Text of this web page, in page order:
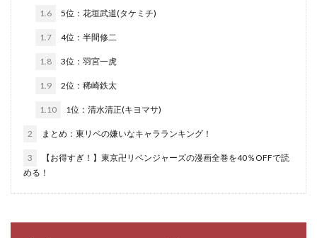
1.6 5位：花垣武道(タケミチ)
1.7 4位：半間修二
1.8 3位：羽宮一虎
1.9 2位：稀崎鉄太
1.10 1位：清水清正(キヨマサ)
2 まとめ：東リベの嫌いなキャラランキング！
3
【お得すぎ！】東京卍リベンジャーズの漫画全巻を40％OFFで読
める！